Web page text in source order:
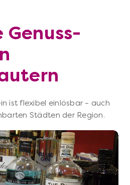
ist flexibel einlösbar – auch
Städten der Region.